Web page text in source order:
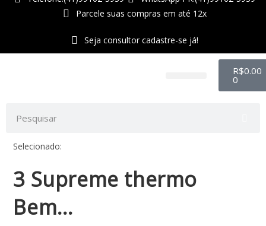
Parcele suas compras em até 12x
Seja consultor cadastre-se já!
R$0.00
0
Selecionado:
3 Supreme thermo
Bem…